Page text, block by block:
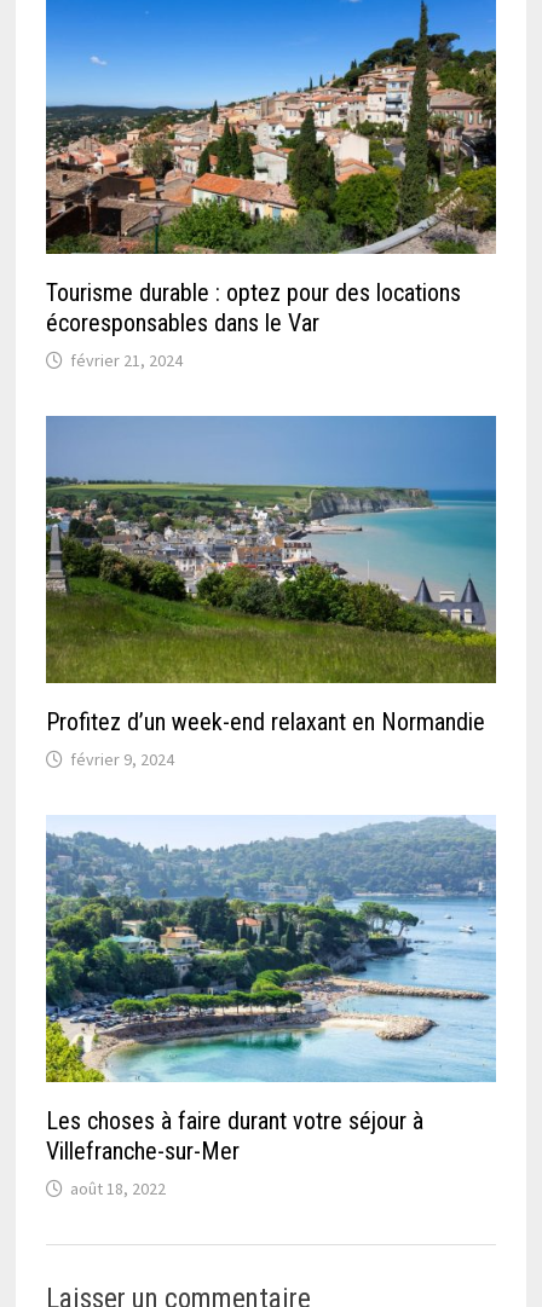
Tourisme durable : optez pour des locations
écoresponsables dans le Var
février 21, 2024
Profitez d’un week-end relaxant en Normandie
février 9, 2024
Les choses à faire durant votre séjour à
Villefranche-sur-Mer
août 18, 2022
Laisser un commentaire